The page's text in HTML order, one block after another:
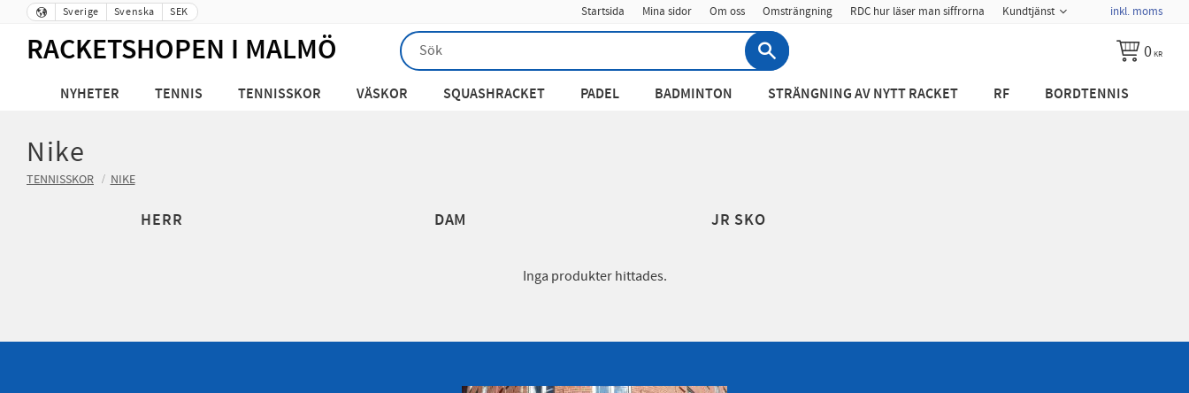
Sverige Svenska SEK Startsida Mina sidor Om oss Omsträngning RDC hur läser man siffrorna Kundtjänst inkl. moms
RACKETSHOPEN I MALMÖ 0KR
NYHETER TENNIS TENNISSKOR VÄSKOR SQUASHRACKET PADEL BADMINTON STRÄNGNING AV NYTT RACKET RF BORDTENNIS
Nike
TENNISSKOR NIKE
HERR DAM JR SKO
Inga produkter hittades.